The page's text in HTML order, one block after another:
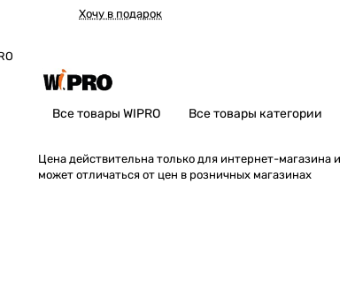
Хочу в подарок
Все товары WIPRO Все товары категории
Цена действительна только для интернет-магазина и
может отличаться от цен в розничных магазинах